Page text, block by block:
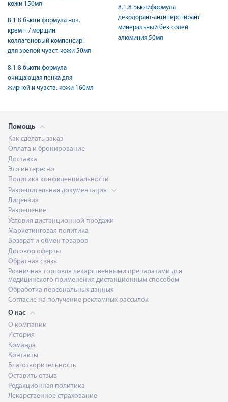
кожи 150мл
8.1.8 бьюти формула ноч.
крем п / морщин
коллагеновый компенсир.
для зрелой чувст. кожи 50мл
8.1.8 бьюти формула
очищающая пенка для
жирной и чувств. кожи 160мл
8.1.8 Бьютиформула
дезодорант-антиперспирант
минеральный без солей
алюминия 50мл
Помощь
Как сделать заказ
Оплата и бронирование
Доставка
Это интересно
Политика конфиденциальности
Разрешительная документация
Лицензия
Разрешение
Условия дистанционной продажи
Маркетинговая политика
Возврат и обмен товаров
Договор оферты
Обратная связь
Розничная торговля лекарственными препаратами для
медицинского применения дистанционным способом
Обработка персональных данных
Согласие на получение рекламных рассылок
О нас
О компании
История
Команда
Контакты
Благотворительность
Оставить отзыв
Редакционная политика
Лекарственное страхование